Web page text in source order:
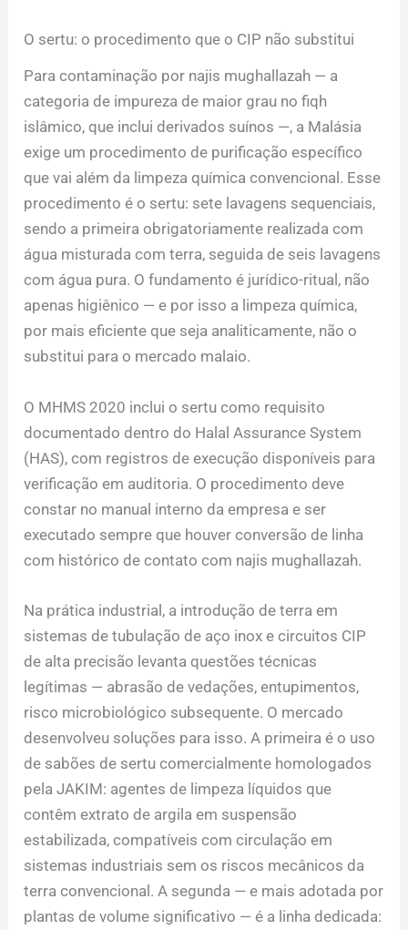
O sertu: o procedimento que o CIP não substitui
Para contaminação por najis mughallazah — a
categoria de impureza de maior grau no fiqh
islâmico, que inclui derivados suínos —, a Malásia
exige um procedimento de purificação específico
que vai além da limpeza química convencional. Esse
procedimento é o sertu: sete lavagens sequenciais,
sendo a primeira obrigatoriamente realizada com
água misturada com terra, seguida de seis lavagens
com água pura. O fundamento é jurídico-ritual, não
apenas higiênico — e por isso a limpeza química,
por mais eficiente que seja analiticamente, não o
substitui para o mercado malaio.
O MHMS 2020 inclui o sertu como requisito
documentado dentro do Halal Assurance System
(HAS), com registros de execução disponíveis para
verificação em auditoria. O procedimento deve
constar no manual interno da empresa e ser
executado sempre que houver conversão de linha
com histórico de contato com najis mughallazah.
Na prática industrial, a introdução de terra em
sistemas de tubulação de aço inox e circuitos CIP
de alta precisão levanta questões técnicas
legítimas — abrasão de vedações, entupimentos,
risco microbiológico subsequente. O mercado
desenvolveu soluções para isso. A primeira é o uso
de sabões de sertu comercialmente homologados
pela JAKIM: agentes de limpeza líquidos que
contêm extrato de argila em suspensão
estabilizada, compatíveis com circulação em
sistemas industriais sem os riscos mecânicos da
terra convencional. A segunda — e mais adotada por
plantas de volume significativo — é a linha dedicada: